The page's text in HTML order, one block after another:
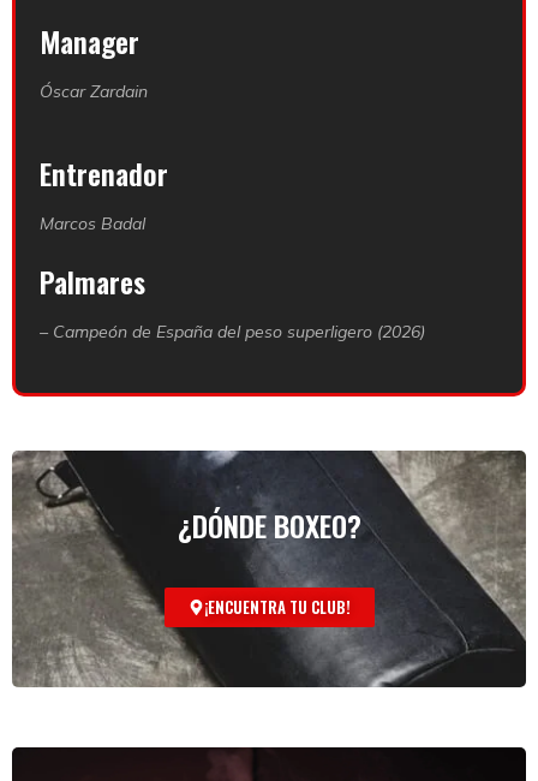
Manager
Óscar Zardain
Entrenador
Marcos Badal
Palmares
– Campeón de España del peso superligero (2026)
¿DÓNDE BOXEO?
¡ENCUENTRA TU CLUB!